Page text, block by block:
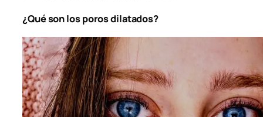
¿Qué son los poros dilatados?